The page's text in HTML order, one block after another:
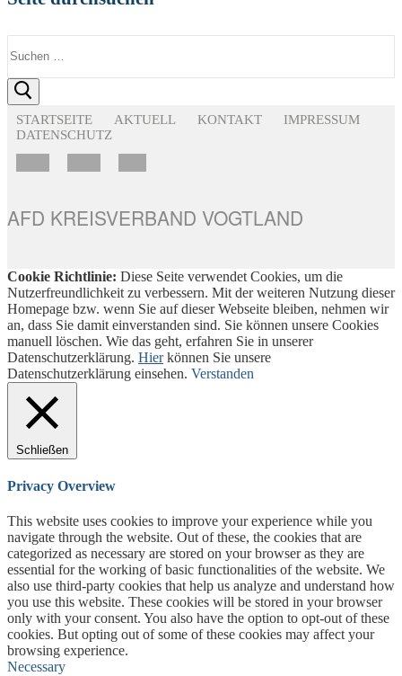
nach:
STARTSEITE AKTUELL KONTAKT
IMPRESSUM
DATENSCHUTZ
AFD KREISVERBAND VOGTLAND
Cookie Richtlinie: Diese Seite verwendet Cookies, um die
Nutzerfreundlichkeit zu verbessern. Mit der weiteren Nutzung dieser
Homepage bzw. wenn Sie auf dieser Webseite bleiben, nehmen wir
an, dass Sie damit einverstanden sind. Sie können unsere Cookies
manuell löschen. Wie das geht, erfahren Sie in unserer
Datenschutzerklärung. Hierkönnen Sie unsere
Datenschutzerklärung einsehen. Verstanden
Schließen
Privacy Overview
This website uses cookies to improve your experience while you
navigate through the website. Out of these, the cookies that are
categorized as necessary are stored on your browser as they are
essential for the working of basic functionalities of the website. We
also use third-party cookies that help us analyze and understand how
you use this website. These cookies will be stored in your browser
only with your consent. You also have the option to opt-out of these
cookies. But opting out of some of these cookies may affect your
browsing experience.
Necessary